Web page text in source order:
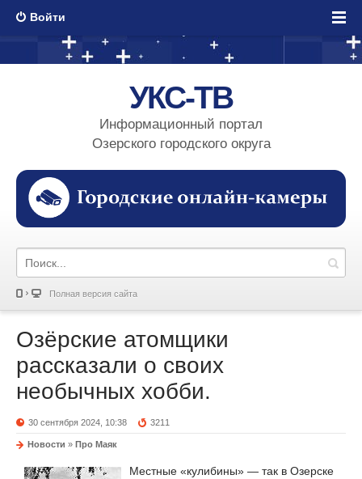
Войти
УКС-ТВ
Информационный портал
Озерского городского округа
Полная версия сайта
Озёрские атомщики
рассказали о своих
необычных хобби.
30 сентября 2024, 10:38 3211
Новости » Про Маяк
Местные «кулибины» — так в Озерске